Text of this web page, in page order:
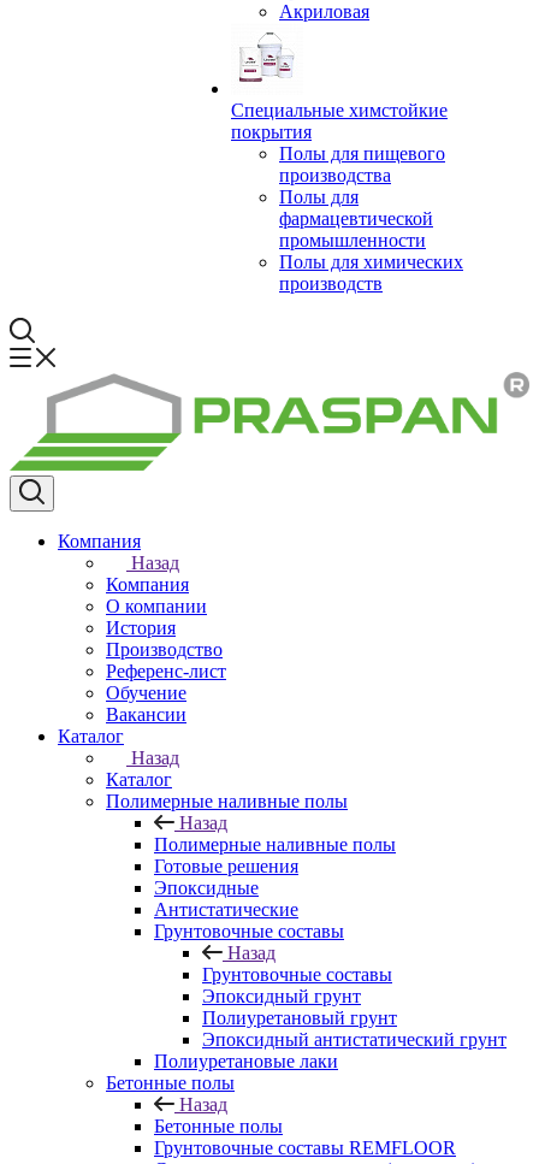
Акриловая
Специальные химстойкие
покрытия
Полы для пищевого
производства
Полы для
фармацевтической
промышленности
Полы для химических
производств
Компания
Назад
Компания
О компании
История
Производство
Референс-лист
Обучение
Вакансии
Каталог
Назад
Каталог
Полимерные наливные полы
Назад
Полимерные наливные полы
Готовые решения
Эпоксидные
Антистатические
Грунтовочные составы
Назад
Грунтовочные составы
Эпоксидный грунт
Полиуретановый грунт
Эпоксидный антистатический грунт
Полиуретановые лаки
Бетонные полы
Назад
Бетонные полы
Грунтовочные составы REMFLOOR